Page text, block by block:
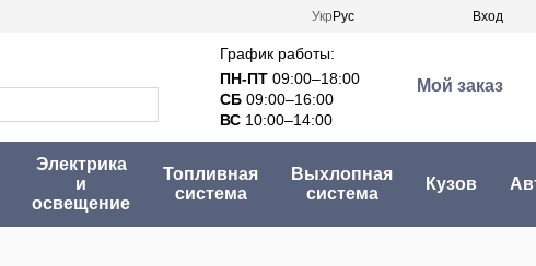
Укр Рус Вход
График работы:
ПН-ПТ 09:00–18:00
СБ 09:00–16:00
ВС 10:00–14:00
Мой заказ
Электрика
и
освещение
Топливная
система
Выхлопная
система
Кузов